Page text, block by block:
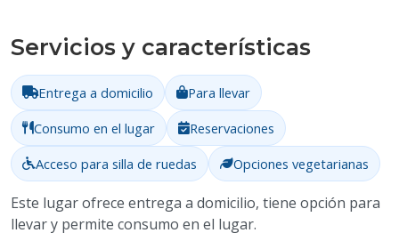
Servicios y características
Entrega a domicilio
Para llevar
Consumo en el lugar
Reservaciones
Acceso para silla de ruedas
Opciones vegetarianas
Este lugar ofrece entrega a domicilio, tiene opción para
llevar y permite consumo en el lugar.